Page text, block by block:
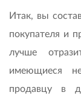
Итак, вы
покупателя и
лучше
имеющиеся
продавцу в